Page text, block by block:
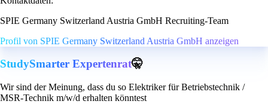
SPIE Germany Switzerland Austria GmbH Recruiting-Team
Profil von SPIE Germany Switzerland Austria GmbH anzeigen
StudySmarter Expertenrat🤫
Wir sind der Meinung, dass du so Elektriker für Betriebstechnik /
MSR-Technik m/w/d erhalten könntest